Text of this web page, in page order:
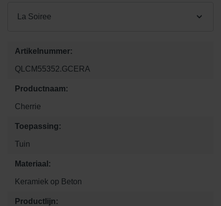
La Soiree
Artikelnummer:
QLCM55352.GCERA
Productnaam:
Cherrie
Toepassing:
Tuin
Materiaal:
Keramiek op Beton
Productlijn: